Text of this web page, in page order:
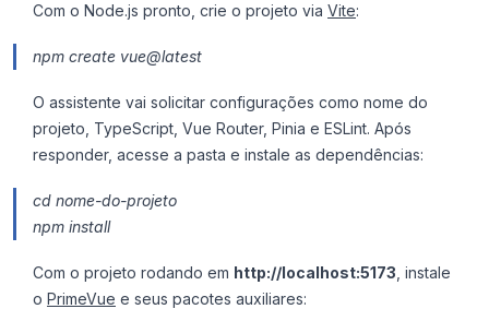
Com o Node.js pronto, crie o projeto via Vite:
npm create vue@latest
O assistente vai solicitar configurações como nome do
projeto, TypeScript, Vue Router, Pinia e ESLint. Após
responder, acesse a pasta e instale as dependências:
cd nome-do-projeto
npm install
Com o projeto rodando em http://localhost:5173 , instale
o PrimeVue e seus pacotes auxiliares: